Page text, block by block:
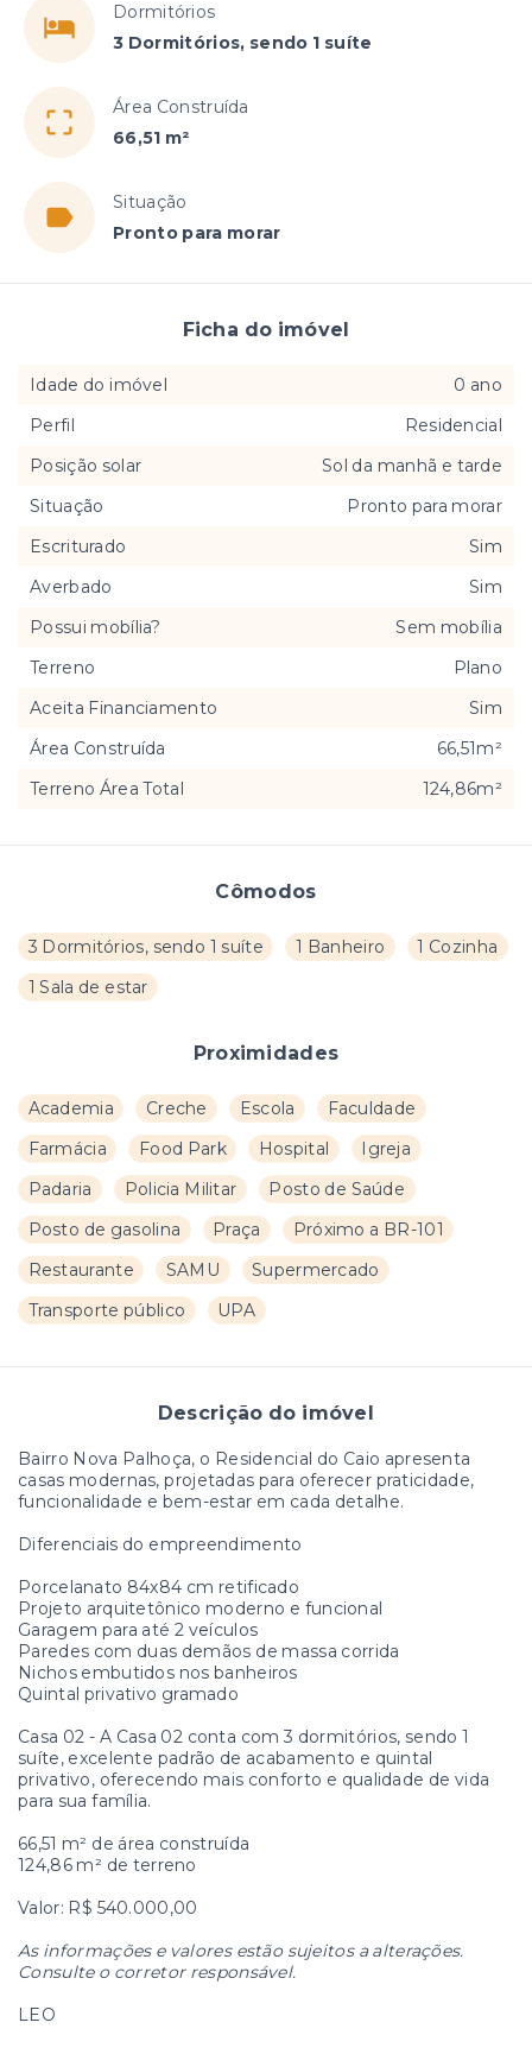
Dormitórios
3 Dormitórios, sendo 1 suíte
Área Construída
66,51 m²
Situação
Pronto para morar
Cômodos
3 Dormitórios, sendo 1 suíte 1 Banheiro
1 Cozinha
1 Sala de estar
Proximidades
Academia Creche Escola
Faculdade
Farmácia
Food Park Hospital
Igreja
Padaria
Policia Militar
Posto de Saúde
Posto de gasolina
Praça
Próximo a BR-101
Restaurante
SAMU
Supermercado
Transporte público
UPA
Descrição do imóvel
Bairro Nova Palhoça, o Residencial do Caio apresenta
casas modernas, projetadas para oferecer praticidade,
funcionalidade e bem-estar em cada detalhe.
Diferenciais do empreendimento
Porcelanato 84x84 cm retificado
Projeto arquitetônico moderno e funcional
Garagem para até 2 veículos
Paredes com duas demãos de massa corrida
Nichos embutidos nos banheiros
Quintal privativo gramado
Casa 02 - A Casa 02 conta com 3 dormitórios, sendo 1
suíte, excelente padrão de acabamento e quintal
privativo, oferecendo mais conforto e qualidade de vida
para sua família.
66,51 m² de área construída
124,86 m² de terreno
Valor: R$ 540.000,00
As informações e valores estão sujeitos a alterações.
Consulte o corretor responsável.
LEO
Ficha do imóvel
Idade do imóvel
0 ano
Perfil
Residencial
Posição solar
Sol da manhã e tarde
Situação
Pronto para morar
Escriturado
Sim
Averbado
Sim
Possui mobília?
Sem mobília
Terreno
Plano
Aceita Financiamento
Sim
Área Construída
66,51m²
Terreno Área Total
124,86m²